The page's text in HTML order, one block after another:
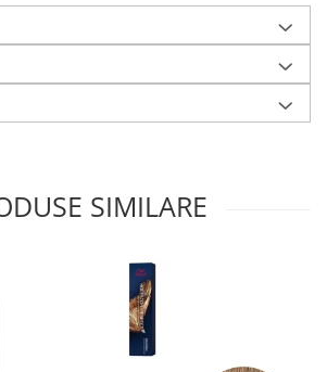
SIMILARE